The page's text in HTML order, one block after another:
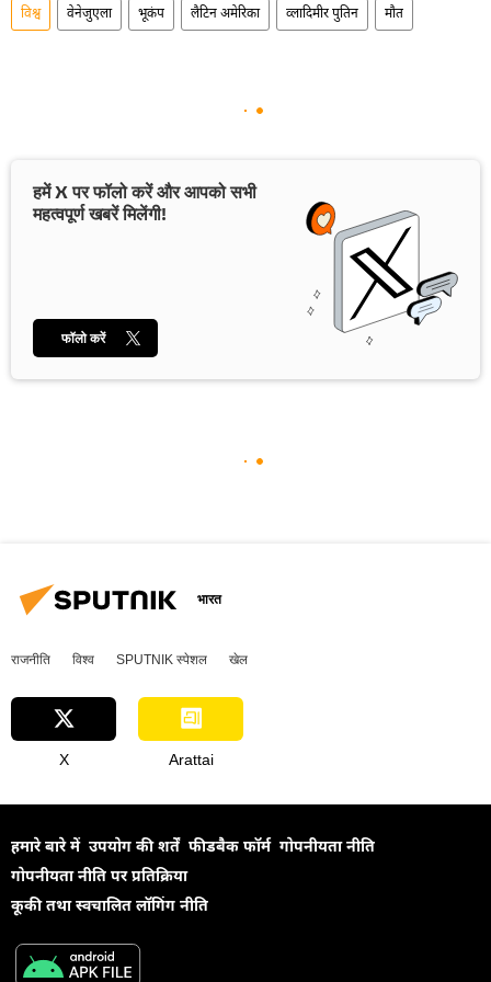
विश्व वेनेजुएला भूकंप लैटिन अमेरिका व्लादिमीर पुतिन मौत
हमें X पर फॉलो करें और आपको सभी
महत्वपूर्ण खबरें मिलेंगी!
फॉलो करें
भारत
राजनीति विश्व SPUTNIK स्पेशल खेल
X Arattai
हमारे बारे में उपयोग की शर्तें फीडबैक फॉर्म गोपनीयता नीति
गोपनीयता नीति पर प्रतिक्रिया
कूकी तथा स्वचालित लॉगिंग नीति